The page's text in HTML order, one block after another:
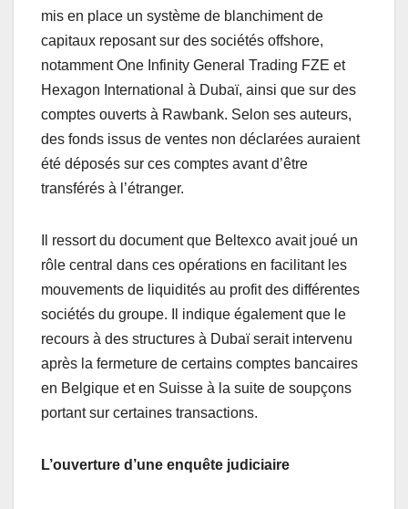
mis en place un système de blanchiment de
capitaux reposant sur des sociétés offshore,
notamment One Infinity General Trading FZE et
Hexagon International à Dubaï, ainsi que sur des
comptes ouverts à Rawbank. Selon ses auteurs,
des fonds issus de ventes non déclarées auraient
été déposés sur ces comptes avant d’être
transférés à l’étranger.
Il ressort du document que Beltexco avait joué un
rôle central dans ces opérations en facilitant les
mouvements de liquidités au profit des différentes
sociétés du groupe. Il indique également que le
recours à des structures à Dubaï serait intervenu
après la fermeture de certains comptes bancaires
en Belgique et en Suisse à la suite de soupçons
portant sur certaines transactions.
L’ouverture d’une enquête judiciaire